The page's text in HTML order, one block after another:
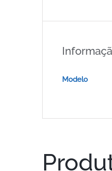
Modelo